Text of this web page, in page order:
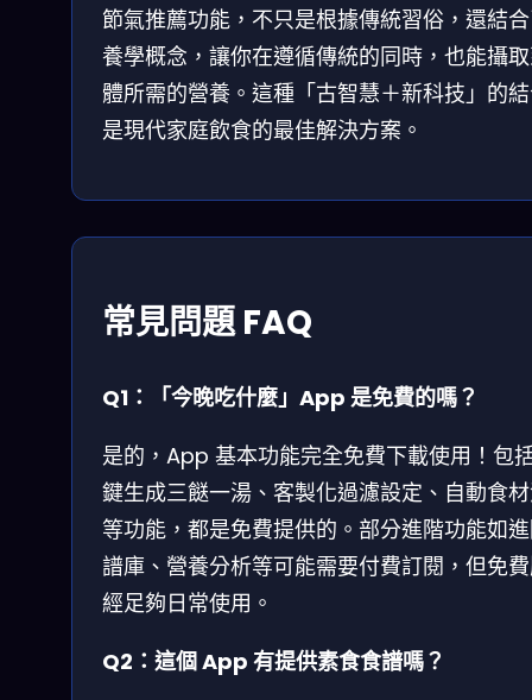
節氣推薦功能，不只是根據傳統習俗，還結
養學概念，讓你在遵循傳統的同時，也能攝
體所需的營養。這種「古智慧＋新科技」的
是現代家庭飲食的最佳解決方案。
常見問題 FAQ
Q1：「今晚吃什麼」App 是免費的嗎？
是的，App 基本功能完全免費下載使用！包
鍵生成三餸一湯、客製化過濾設定、自動食
等功能，都是免費提供的。部分進階功能如
譜庫、營養分析等可能需要付費訂閱，但免
經足夠日常使用。
Q2：這個 App 有提供素食食譜嗎？